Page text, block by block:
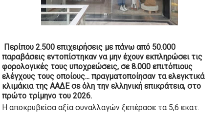
Περίπου 2.500 επιχειρήσεις με πάνω από 50.000
παραβάσεις εντοπίστηκαν να μην έχουν εκπληρώσει τις
φορολογικές τους υποχρεώσεις, σε 8.000 επιτόπιους
ελέγχους τους οποίους... πραγματοποίησαν τα ελεγκτικά
κλιμάκια της ΑΑΔΕ σε όλη την ελληνική επικράτεια, στο
πρώτο τρίμηνο του 2026.
Η αποκρυβείσα αξία συναλλαγών ξεπέρασε τα 5,6 εκατ.